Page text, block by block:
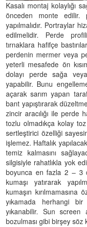
Kasalı montaj kolaylığı
önceden monte edilir.
yapılmalıdır. Portraylar
edilmelidir. Perde
tırnaklara hafifçe
perdenin mermer veya
yeterli mesafede ön
dolayı perde sağa
yapabilir. Bunu
açarak sarım yapan
bant yapıştırarak
zincir aracılığı ile
tozlu olmadıkça kolay
sertleştirici özelliği
işlemez. Haftalık
temiz kalmasını
silgisiyle rahatlıkla yok
boyunca en fazla 2 – 3
kumaşı yatırarak
kumaşın
yıkamada herhangi
yıkanabilir. Sun screen
bozulması gibi birşey söz